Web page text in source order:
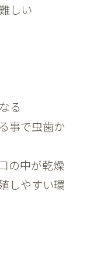
しい
る
事で虫歯か
の中が乾燥
しやすい環